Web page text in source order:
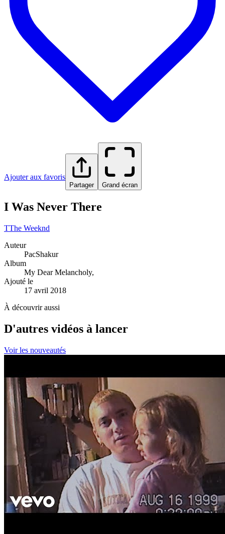
Ajouter aux favoris
Partager Grand écran
I Was Never There
TThe Weeknd
Auteur
PacShakur
Album
My Dear Melancholy,
Ajouté le
17 avril 2018
À découvrir aussi
D'autres vidéos à lancer
Voir les nouveautés